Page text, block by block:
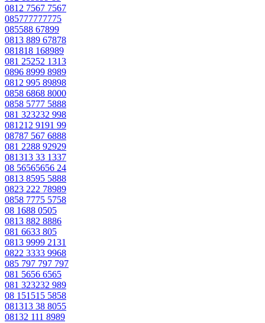
0812 7567 7567
085777777775
085588 67899
0813 889 67878
081818 168989
081 25252 1313
0896 8999 8989
0812 995 89898
0858 6868 8000
0858 5777 5888
081 323232 998
081212 9191 99
08787 567 6888
081 2288 92929
081313 33 1337
08 56565656 24
0813 8595 5888
0823 222 78989
0858 7775 5758
08 1688 0505
0813 882 8886
081 6633 805
0813 9999 2131
0822 3333 9968
085 797 797 797
081 5656 6565
081 323232 989
08 151515 5858
081313 38 8055
08132 111 8989